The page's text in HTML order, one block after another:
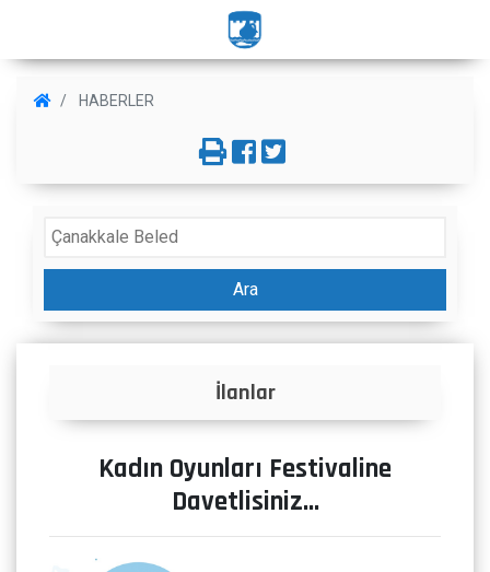
HABERLER
Ara
İlanlar
Kadın Oyunları Festivaline
Davetlisiniz…